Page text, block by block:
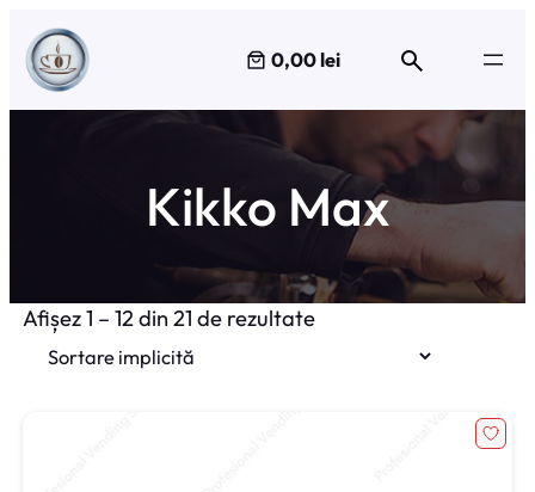
Sari
conținut
0,00 lei
Kikko Max
Afișez 1 – 12 din 21 de rezultate